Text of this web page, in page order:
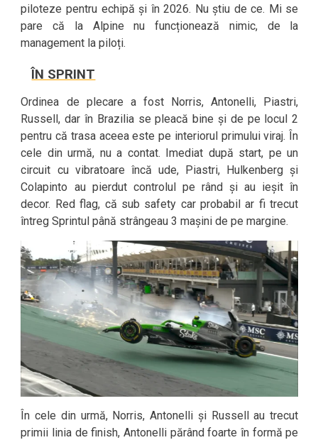
piloteze pentru echipă și în 2026. Nu știu de ce. Mi se
pare că la Alpine nu funcționează nimic, de la
management la piloți.
ÎN SPRINT
Ordinea de plecare a fost Norris, Antonelli, Piastri,
Russell, dar în Brazilia se pleacă bine și de pe locul 2
pentru că trasa aceea este pe interiorul primului viraj. În
cele din urmă, nu a contat. Imediat după start, pe un
circuit cu vibratoare încă ude, Piastri, Hulkenberg și
Colapinto au pierdut controlul pe rând și au ieșit în
decor. Red flag, că sub safety car probabil ar fi trecut
întreg Sprintul până strângeau 3 mașini de pe margine.
În cele din urmă, Norris, Antonelli și Russell au trecut
primii linia de finish, Antonelli părând foarte în formă pe